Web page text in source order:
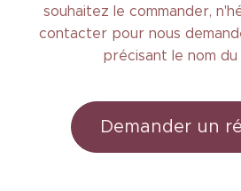
souhaitez le commander,
contacter pour nous
précisant le nom
Demander un